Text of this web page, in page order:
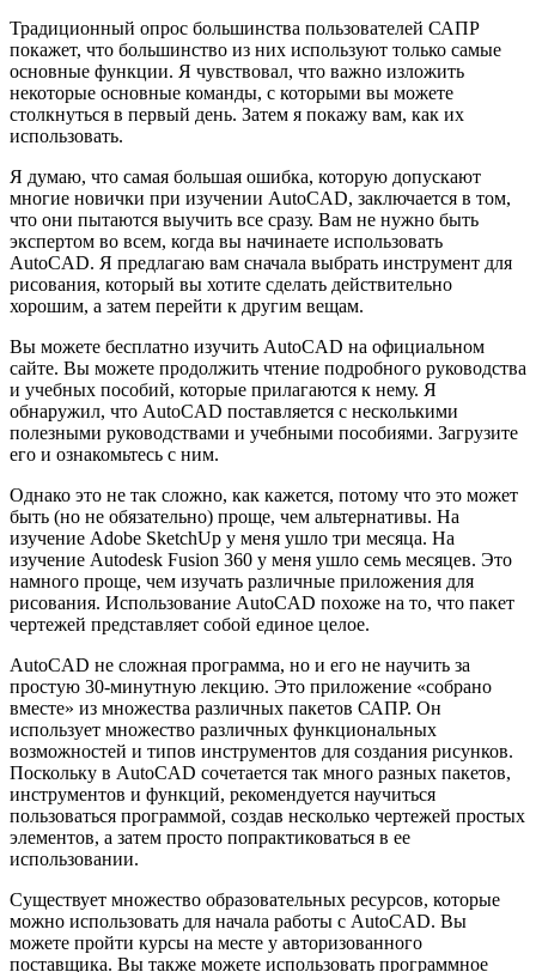
Традиционный опрос большинства пользователей САПР
покажет, что большинство из них используют только самые
основные функции. Я чувствовал, что важно изложить
некоторые основные команды, с которыми вы можете
столкнуться в первый день. Затем я покажу вам, как их
использовать.
Я думаю, что самая большая ошибка, которую допускают
многие новички при изучении AutoCAD, заключается в том,
что они пытаются выучить все сразу. Вам не нужно быть
экспертом во всем, когда вы начинаете использовать
AutoCAD. Я предлагаю вам сначала выбрать инструмент для
рисования, который вы хотите сделать действительно
хорошим, а затем перейти к другим вещам.
Вы можете бесплатно изучить AutoCAD на официальном
сайте. Вы можете продолжить чтение подробного руководства
и учебных пособий, которые прилагаются к нему. Я
обнаружил, что AutoCAD поставляется с несколькими
полезными руководствами и учебными пособиями. Загрузите
его и ознакомьтесь с ним.
Однако это не так сложно, как кажется, потому что это может
быть (но не обязательно) проще, чем альтернативы. На
изучение Adobe SketchUp у меня ушло три месяца. На
изучение Autodesk Fusion 360 у меня ушло семь месяцев. Это
намного проще, чем изучать различные приложения для
рисования. Использование AutoCAD похоже на то, что пакет
чертежей представляет собой единое целое.
AutoCAD не сложная программа, но и его не научить за
простую 30-минутную лекцию. Это приложение «собрано
вместе» из множества различных пакетов САПР. Он
использует множество различных функциональных
возможностей и типов инструментов для создания рисунков.
Поскольку в AutoCAD сочетается так много разных пакетов,
инструментов и функций, рекомендуется научиться
пользоваться программой, создав несколько чертежей простых
элементов, а затем просто попрактиковаться в ее
использовании.
Существует множество образовательных ресурсов, которые
можно использовать для начала работы с AutoCAD. Вы
можете пройти курсы на месте у авторизованного
поставщика. Вы также можете использовать программное